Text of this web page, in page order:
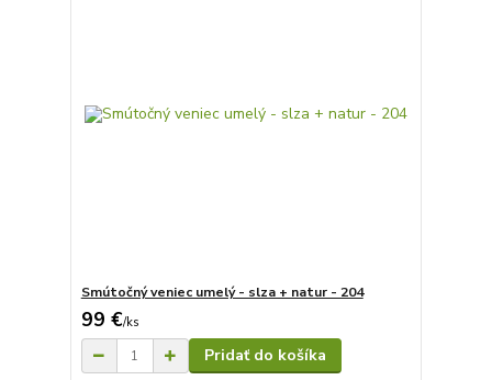
Smútočný veniec umelý - slza + natur - 204
99 €/ks
Pridať do košíka